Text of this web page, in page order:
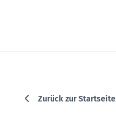
Zurück zur Startseite